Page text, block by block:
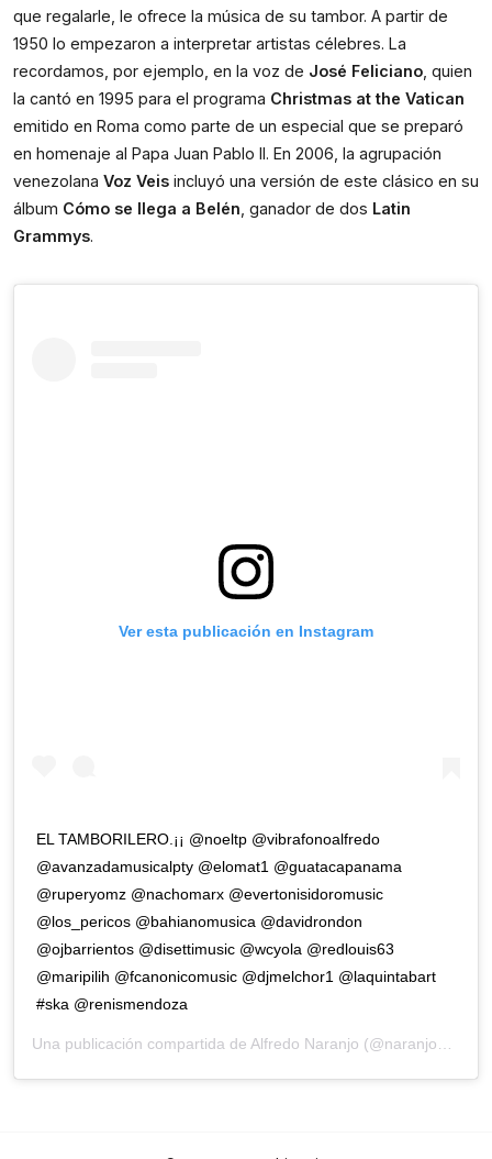
que regalarle, le ofrece la música de su tambor. A partir de
1950 lo empezaron a interpretar artistas célebres. La
recordamos, por ejemplo, en la voz de José Feliciano , quien
la cantó en 1995 para el programa Christmas at the Vatican
emitido en Roma como parte de un especial que se preparó
en homenaje al Papa Juan Pablo II. En 2006, la agrupación
venezolana Voz Veis incluyó una versión de este clásico en su
álbum Cómo se llega a Belén , ganador de dos Latin
Grammys.
Ver esta publicación en Instagram
EL TAMBORILERO.¡¡ @noeltp @vibrafonoalfredo
@avanzadamusicalpty @elomat1 @guatacapanama
@ruperyomz @nachomarx @evertonisidoromusic
@los_pericos @bahianomusica @davidrondon
@ojbarrientos @disettimusic @wcyola @redlouis63
@maripilih @fcanonicomusic @djmelchor1 @laquintabart
#ska @renismendoza
Una publicación compartida de Alfredo Naranjo (@naranjoguajeo) el